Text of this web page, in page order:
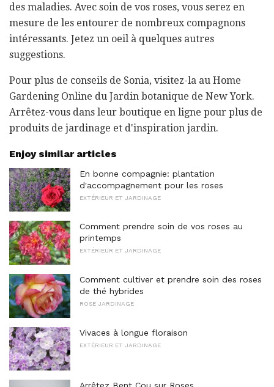
des maladies. Avec soin de vos roses, vous serez en
mesure de les entourer de nombreux compagnons
intéressants. Jetez un oeil à quelques autres
suggestions.
Pour plus de conseils de Sonia, visitez-la au Home
Gardening Online du Jardin botanique de New York.
Arrêtez-vous dans leur boutique en ligne pour plus de
produits de jardinage et d'inspiration jardin.
Enjoy similar articles
En bonne compagnie: plantation
d'accompagnement pour les roses
EXTÉRIEUR ET JARDINAGE
Comment prendre soin de vos roses au
printemps
EXTÉRIEUR ET JARDINAGE
Comment cultiver et prendre soin des roses
de thé hybrides
ROSE JARDINAGE
Vivaces à longue floraison
EXTÉRIEUR ET JARDINAGE